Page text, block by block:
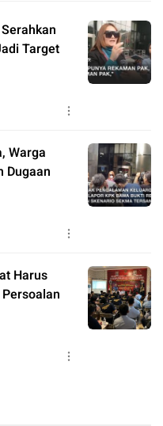
Target
Warga
Dugaan
Harus